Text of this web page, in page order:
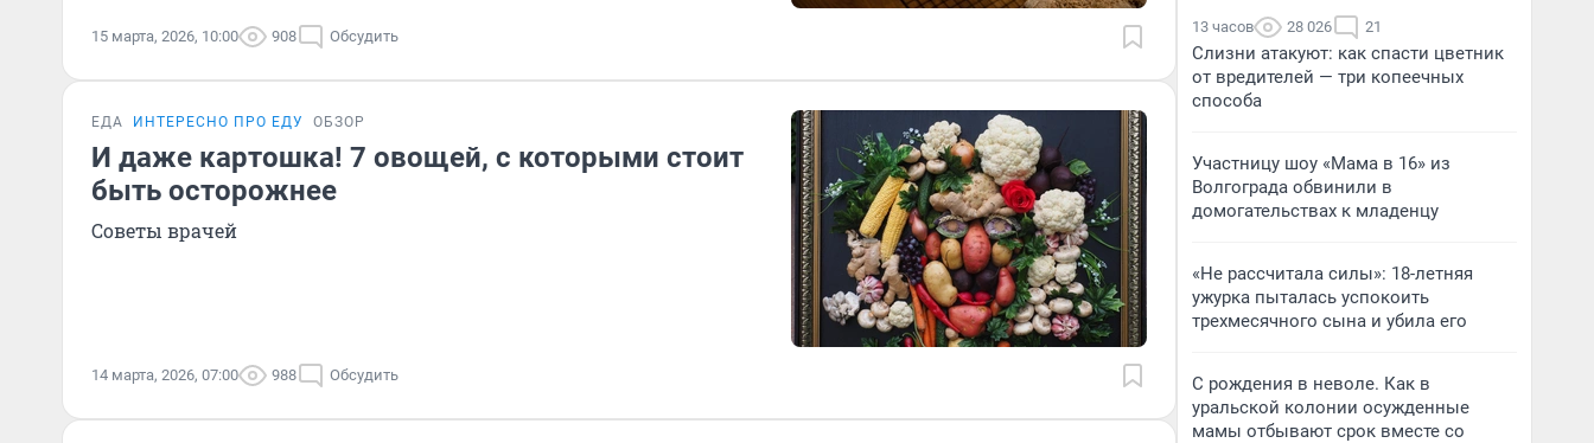
15 марта, 2026, 10:00 908 Обсудить
ЕДА ИНТЕРЕСНО ПРО ЕДУ ОБЗОР
И даже картошка! 7 овощей, с которыми стоит
быть осторожнее
Советы врачей
14 марта, 2026, 07:00 988 Обсудить
13 часов 28 026 21
Слизни атакуют: как спасти цветник
от вредителей — три копеечных
способа
Участницу шоу «Мама в 16» из
Волгограда обвинили в
домогательствах к младенцу
«Не рассчитала силы»: 18-летняя
ужурка пыталась успокоить
трехмесячного сына и убила его
С рождения в неволе. Как в
уральской колонии осужденные
мамы отбывают срок вместе со